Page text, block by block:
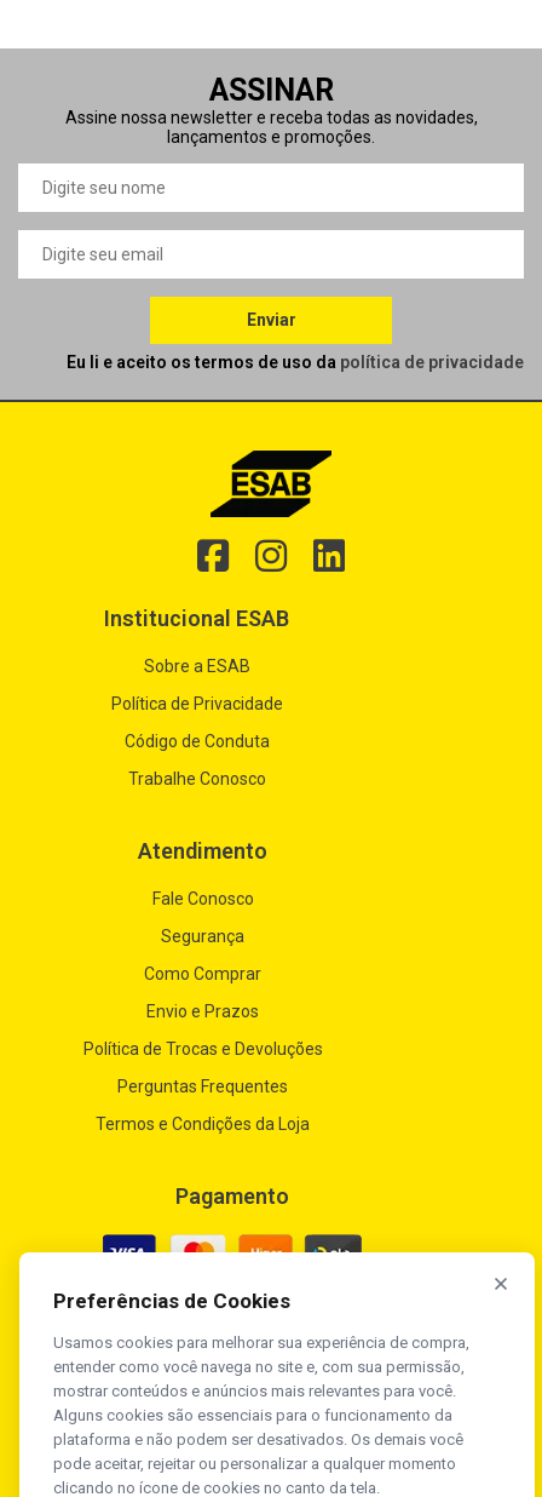
ASSINAR
Assine nossa newsletter e receba todas as novidades,
lançamentos e promoções.
Enviar
Eu li e aceito os termos de uso da política de privacidade
Institucional ESAB
Sobre a ESAB
Política de Privacidade
Código de Conduta
Trabalhe Conosco
Atendimento
Fale Conosco
Segurança
Como Comprar
Envio e Prazos
Política de Trocas e Devoluções
Perguntas Frequentes
Termos e Condições da Loja
Pagamento
Segurança
Preferências de Cookies
Usamos cookies para melhorar sua experiência de compra,
entender como você navega no site e, com sua permissão,
mostrar conteúdos e anúncios mais relevantes para você.
Alguns cookies são essenciais para o funcionamento da
plataforma e não podem ser desativados. Os demais você
pode aceitar, rejeitar ou personalizar a qualquer momento
clicando no ícone de cookies no canto da tela.